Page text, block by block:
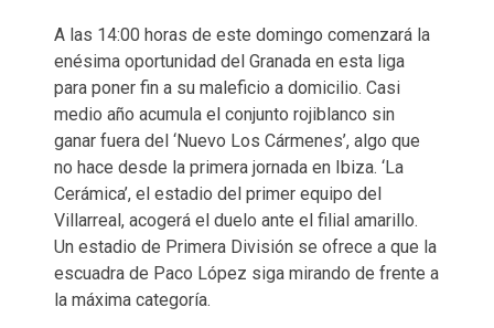
A las 14:00 horas de este domingo comenzará la
enésima oportunidad del Granada en esta liga
para poner fin a su maleficio a domicilio. Casi
medio año acumula el conjunto rojiblanco sin
ganar fuera del ‘Nuevo Los Cármenes’, algo que
no hace desde la primera jornada en Ibiza. ‘La
Cerámica’, el estadio del primer equipo del
Villarreal, acogerá el duelo ante el filial amarillo.
Un estadio de Primera División se ofrece a que la
escuadra de Paco López siga mirando de frente a
la máxima categoría.